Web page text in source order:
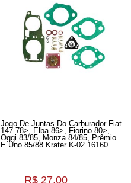
Jogo De Juntas Do Carburador Fiat
147 78>, Elba 86>, Fiorino 80>,
Oggi 83/85, Monza 84/85, Prêmio
E Uno 85/88 Krater K-02.16160
R$ 27,00